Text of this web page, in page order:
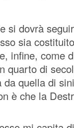
si dovrà
sia
infine, come
quarto di
da quella di
è che la